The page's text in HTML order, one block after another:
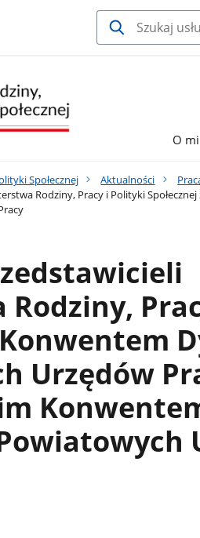
O
Społecznej Aktualności
Rodziny, Pracy i Polityki
Konwentem
Urzędów